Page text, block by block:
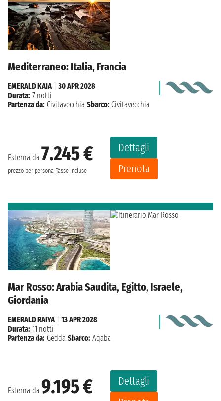
Mediterraneo: Italia, Francia
Esterna da 7.245 €
prezzo per persona Tasse incluse
Dettagli
Prenota
EMERALD KAIA| 30 APR 2028
Durata: 7 notti
Partenza da: Civitavecchia Sbarco: Civitavecchia
Mar Rosso: Arabia Saudita, Egitto, Israele,
Giordania
Esterna da 9.195 €
Dettagli
EMERALD RAIYA
13 APR 2028
Durata: 11 notti
Partenza da: Gedda Sbarco: Aqaba